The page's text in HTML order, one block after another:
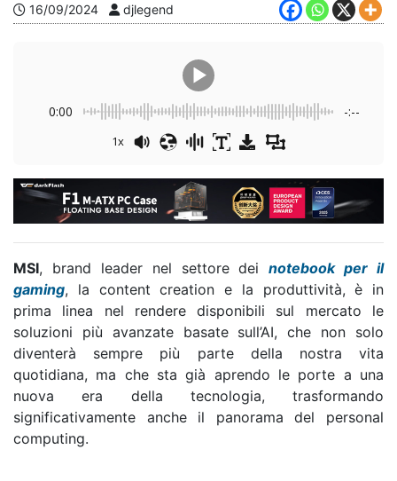
16/09/2024 djlegend
0:00 -:--
1x
MSI, brand leader nel settore deinotebook per il
gaming, la content creation e la produttività, è in
prima linea nel rendere disponibili sul mercato le
soluzioni più avanzate basate sull’AI, che non solo
diventerà sempre più parte della nostra vita
quotidiana, ma che sta già aprendo le porte a una
nuova era della tecnologia, trasformando
significativamente anche il panorama del personal
computing.